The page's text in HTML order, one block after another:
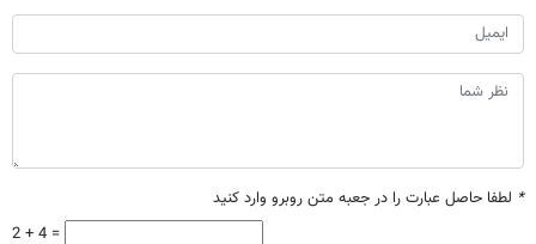
* لطفا حاصل عبارت را در جعبه متن روبرو وارد کنید
2 + 4 =